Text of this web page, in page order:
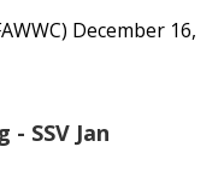
December 16,
SSV Jan